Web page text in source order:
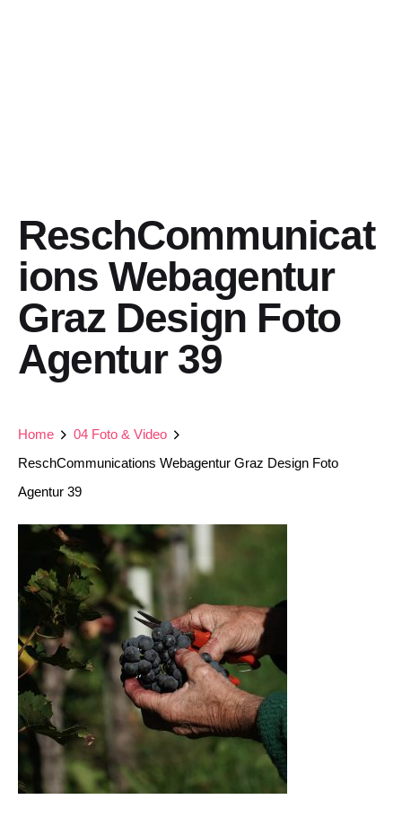
ReschCommunicat
ions Webagentur
Graz Design Foto
Agentur 39
Home
04 Foto & Video
ReschCommunications Webagentur Graz Design Foto
Agentur 39